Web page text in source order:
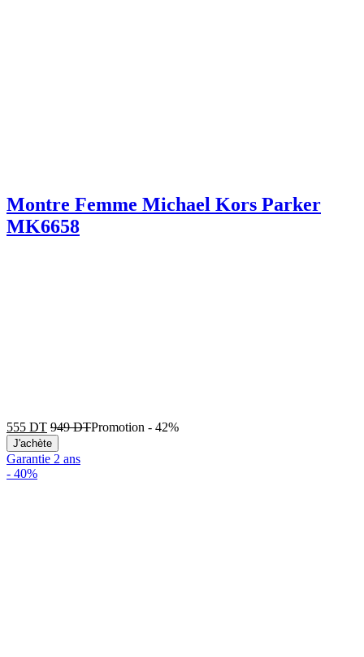
Montre Femme Michael Kors Parker
MK6658
555 DT 949DTPromotion - 42%
J'achète
Garantie 2 ans
- 40%